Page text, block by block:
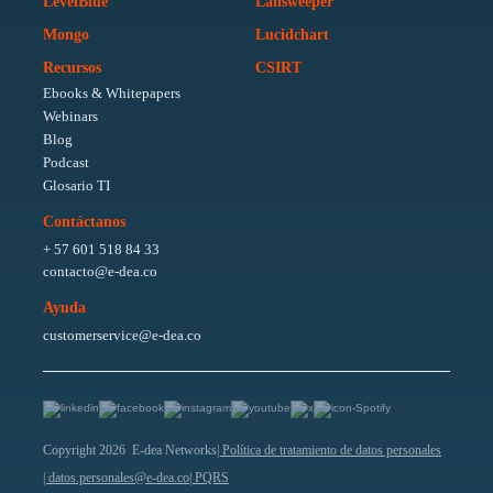
Mongo
Lucidchart
Recursos
Ebooks & Whitepapers
Webinars
Blog
Podcast
Glosario TI
CSIRT
Contáctanos
+ 57 601 518 84 33
contacto@e-dea.co
Ayuda
customerservice@e-dea.co
Copyright 2026 E-dea Networks | Política de tratamiento de datos personales
| datos.personales@e-dea.co | PQRS